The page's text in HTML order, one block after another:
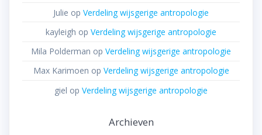
Julie op Verdeling wijsgerige antropologie
kayleigh op Verdeling wijsgerige antropologie
Mila Polderman op Verdeling wijsgerige antropologie
Max Karimoen op Verdeling wijsgerige antropologie
giel op Verdeling wijsgerige antropologie
Archieven